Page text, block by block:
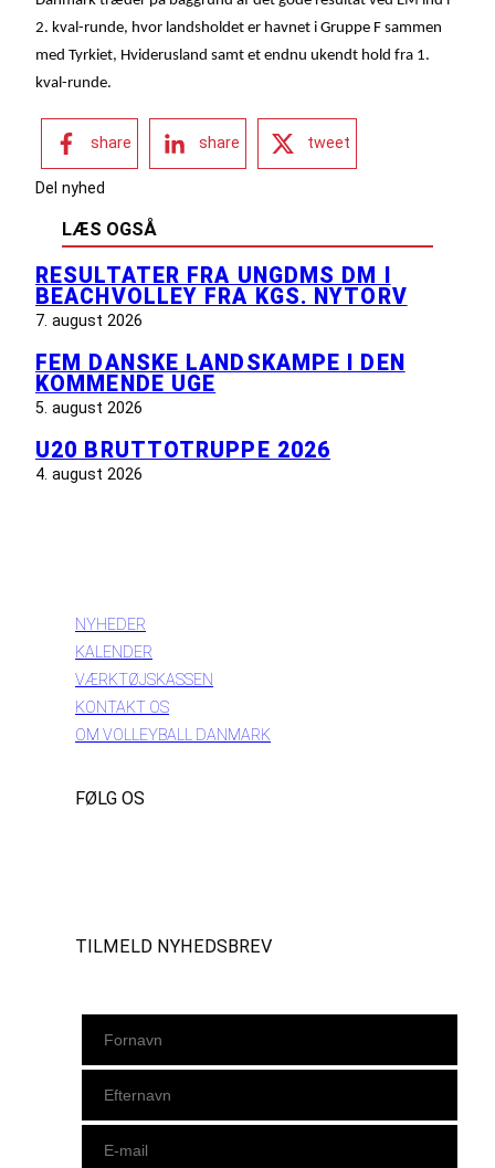
2. kval-runde, hvor landsholdet er havnet i Gruppe F sammen
med Tyrkiet, Hviderusland samt et endnu ukendt hold fra 1.
kval-runde.
share share tweet
Del nyhed
LÆS OGSÅ
RESULTATER FRA UNGDMS DM I
BEACHVOLLEY FRA KGS. NYTORV
7. august 2026
FEM DANSKE LANDSKAMPE I DEN
KOMMENDE UGE
5. august 2026
U20 BRUTTOTRUPPE 2026
4. august 2026
NYHEDER
KALENDER
VÆRKTØJSKASSEN
KONTAKT OS
OM VOLLEYBALL DANMARK
FØLG OS
TILMELD NYHEDSBREV